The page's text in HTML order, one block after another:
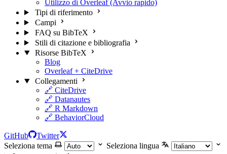
Utilizzo di Overleaf (Avvio rapido)
Tipi di riferimento
Campi
FAQ su BibTeX
Stili di citazione e bibliografia
Risorse BibTeX
Blog
Overleaf + CiteDrive
Collegamenti
🔗 CiteDrive
🔗 Datanautes
🔗 R Markdown
🔗 BehaviorCloud
GitHub
Twitter
Seleziona tema
Seleziona lingua